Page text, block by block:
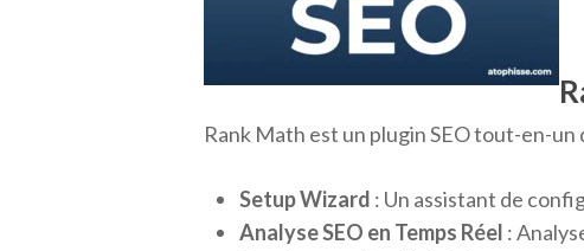
Rank Math est un plugin SEO tout-en-
Setup Wizard : Un assistant de
Analyse SEO en Temps Réel :